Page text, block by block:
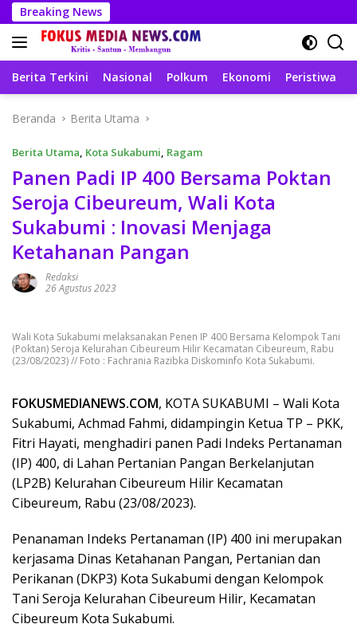
Langsung
ke
konten
Breaking News
Berita Terkini Nasional Polkum Ekonomi Peristiwa
Beranda Berita Utama
Berita Utama, Kota Sukabumi, Ragam
Panen Padi IP 400 Bersama Poktan
Seroja Cibeureum, Wali Kota
Sukabumi : Inovasi Menjaga
Ketahanan Pangan
Redaksi
26 Agustus 2023
Wali Kota Sukabumi melaksanakan Penen IP 400 Bersama Kelompok Tani
(Poktan) Seroja Kelurahan Cibeureum Hilir Kecamatan Cibeureum, Rabu
(23/08/2023) // Foto : Fachrania Razibka Diskominfo Kota Sukabumi.
FOKUSMEDIANEWS.COM, KOTA SUKABUMI – Wali Kota
Sukabumi, Achmad Fahmi, didampingin Ketua TP – PKK,
Fitri Hayati, menghadiri panen Padi Indeks Pertanaman
(IP) 400, di Lahan Pertanian Pangan Berkelanjutan
(LP2B) Kelurahan Cibeureum Hilir Kecamatan
Cibeureum, Rabu (23/08/2023).
Penanaman Indeks Pertanaman (IP) 400 ini merupakan
kerjasama Dinas Ketahanan Pangan, Pertanian dan
Perikanan (DKP3) Kota Sukabumi dengan Kelompok
Tani Seroja Kelurahan Cibeureum Hilir, Kecamatan
Cibeureum Kota Sukabumi.